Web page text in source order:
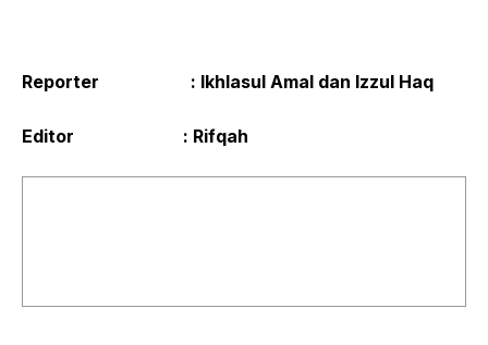
Reporter : Ikhlasul Amal dan Izzul Haq
Editor : Rifqah